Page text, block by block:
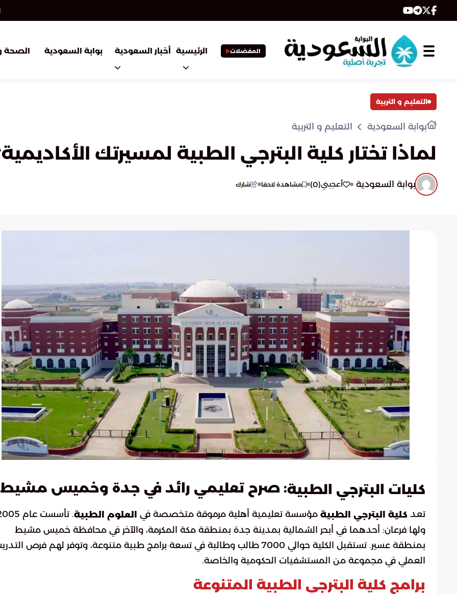
المفضلات الرئيسية أخبار السعودية بوابة السعودية الصحة
التعليم و التربية
بوابة السعودية التعليم و التربية
لماذا تختار كلية البترجي الطبية لمسيرتك
بوابة السعودية أعجبني(
0
) مشاهدة لاحقا شارك
كليات البترجي الطبية: صرح تعليمي رائد في جدة وخميس مشيط
تعد كلية البترجي الطبية مؤسسة تعليمية أهلية مرموقة متخصصة في العلوم الطبية
ولها فرعان: أحدهما في أبحر الشمالية بمدينة جدة بمنطقة مكة المكرمة، والآخر في محافظة خميس مشيط
بمنطقة عسير. تستقبل الكلية حوالي 7000 طالب وطالبة في تسعة برامج طبية متنوعة، وتوفر لهم فرص
العملي في مجموعة من المستشفيات الحكومية والخاصة.
برامج كلية البترجي الطبية المتنوعة